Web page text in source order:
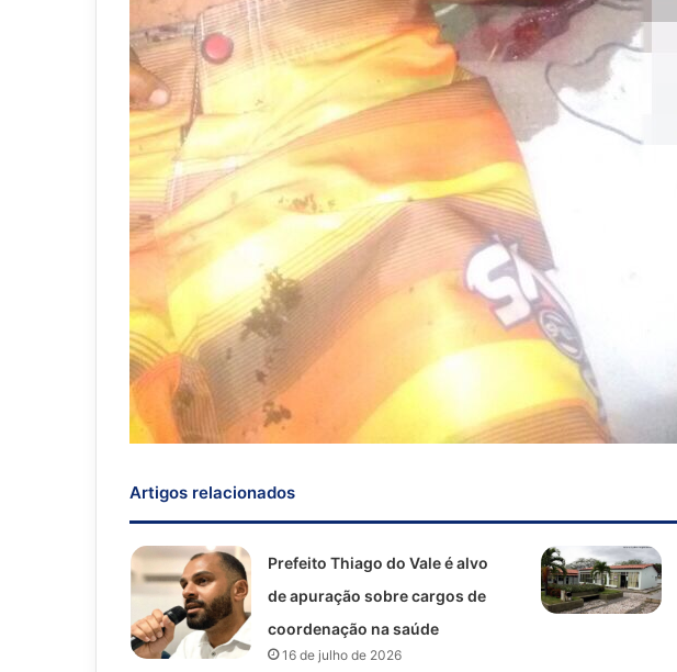
Artigos relacionados
Prefeito Thiago do Vale é alvo
de apuração sobre cargos de
coordenação na saúde
16 de julho de 2026